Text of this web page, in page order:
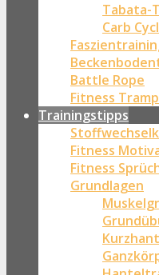
Tabata-
Carb
Battle Rope
Fitness
Trainingstipps
Fitness
Fitness
Grundlagen